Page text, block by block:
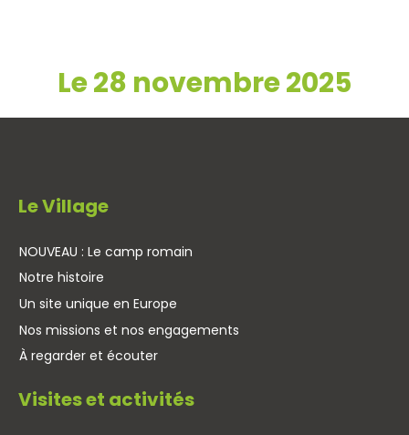
Le 28 novembre 2025
Le Village
NOUVEAU : Le camp romain
Notre histoire
Un site unique en Europe
Nos missions et nos engagements
À regarder et écouter
Visites et activités